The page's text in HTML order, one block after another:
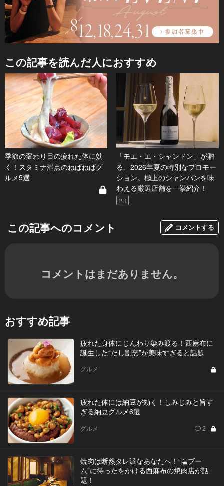
この記事を読んだ人におすすめ
季節の変わり目の疲れた体に効
く！スタミナ満点のねばねばグ
ルメ5選
「モエ・エ・シャンドン」が贈
る、2026年夏の特別なプロモー
ション。極上のシャンパンを味
わえる厳選店舗を一挙紹介！
PR
この記事へのコメント コメントする
コメントはまだありません。
おすすめ記事
疲れた身体にじんわり染み渡る！西麻布に
誕生した“だし割烹”が美味すぎると話題
グルメ
疲れた体には納豆が効く！しみじみと旨す
ぎる納豆グルメ6選
グルメ 2
焼肉は断然タレ派なあなたへ！“塩ブー
ム”に待ったをかける西麻布の焼肉店が話
題！